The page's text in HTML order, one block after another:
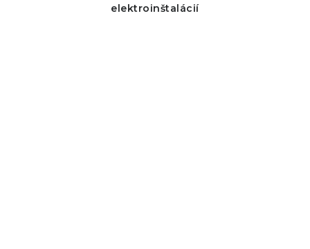
elektroinštalácií